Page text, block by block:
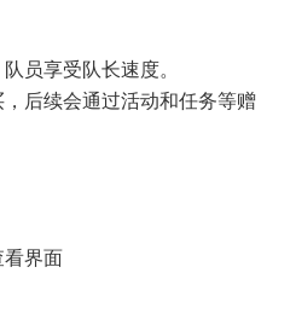
员享受队长速度。
后续会通过活动和任务等赠
看界面